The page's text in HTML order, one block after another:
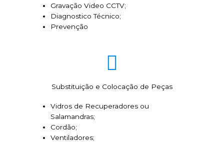
Gravação Video CCTV;
Diagnostico Técnico;
Prevenção
Substituição e Colocação de Peças
Vidros de Recuperadores ou
Salamandras;
Cordão;
Ventiladores;